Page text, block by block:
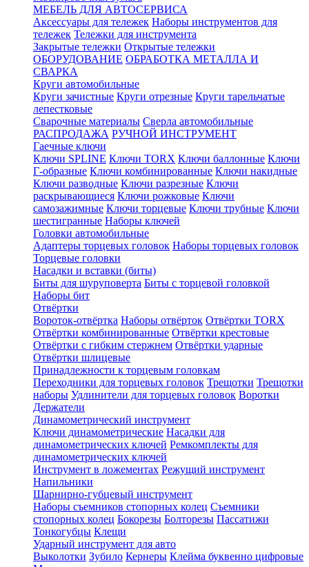
МЕБЕЛЬ ДЛЯ АВТОСЕРВИСА
Аксессуары для тележек Наборы инструментов для
тележек Тележки для инструмента
Закрытые тележки Открытые тележки
ОБОРУДОВАНИЕ ОБРАБОТКА МЕТАЛЛА И
СВАРКА
Круги автомобильные
Круги зачистные Круги отрезные Круги тарельчатые
лепестковые
Сварочные материалы Сверла автомобильные
РАСПРОДАЖА РУЧНОЙ ИНСТРУМЕНТ
Гаечные ключи
Ключи SPLINE Ключи TORX Ключи баллонные Ключи
Г-образные Ключи комбинированные Ключи накидные
Ключи разводные Ключи разрезные Ключи
раскрывающиеся Ключи рожковые Ключи
самозажимные Ключи торцевые Ключи трубные Ключи
шестигранные Наборы ключей
Головки автомобильные
Адаптеры торцевых головок Наборы торцевых головок
Торцевые головки
Насадки и вставки (биты)
Биты для шуруповерта Биты с торцевой головкой
Наборы бит
Отвёртки
Вороток-отвёртка Наборы отвёрток Отвёртки TORX
Отвёртки комбинированные Отвёртки крестовые
Отвёртки с гибким стержнем Отвёртки ударные
Отвёртки шлицевые
Принадлежности к торцевым головкам
Переходники для торцевых головок Трещотки Трещотки
наборы Удлинители для торцевых головок Воротки
Держатели
Динамометрический инструмент
Ключи динамометрические Насадки для
динамометрических ключей Ремкомплекты для
динамометрических ключей
Инструмент в ложементах Режущий инструмент
Напильники
Шарнирно-губцевый инструмент
Наборы съемников стопорных колец Съемники
стопорных колец Бокорезы Болторезы Пассатижи
Тонкогубцы Клещи
Ударный инструмент для авто
Выколотки Зубило Кернеры Клейма буквенно цифровые